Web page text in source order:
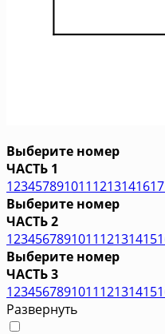
Выберите номер
ЧАСТЬ 1
1234578910111213141617
Выберите номер
ЧАСТЬ 2
123456789101112131415
Выберите номер
ЧАСТЬ 3
123456789101112131415
Развернуть